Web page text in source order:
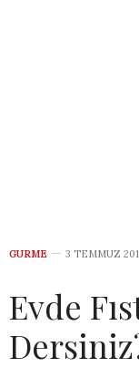
GURME 3 TEMMUZ
Evde